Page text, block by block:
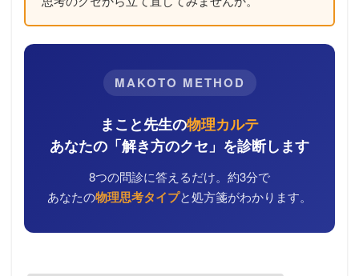
MAKOTO METHOD
まこと先生の物理カルテ
あなたの「解き方のクセ」を診断します
8つの問診に答えるだけ。約3分で
あなたの物理思考タイプと処方箋がわかります。